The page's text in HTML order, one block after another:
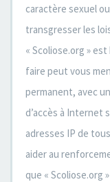
caractère sexuel
transgresser les
« Scoliose.org »
faire peut vous
permanent, avec
d’accès à Internet
adresses IP de
aider au
que « Scoliose.org